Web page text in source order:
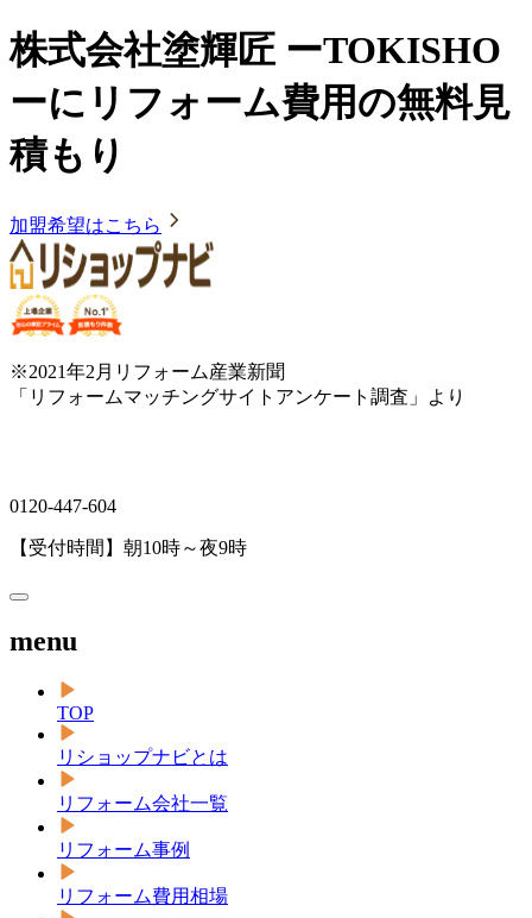
株式会社塗輝匠 ーTOKISHO
ーにリフォーム費用の無料見
積もり
加盟希望はこちら
※2021年2月リフォーム産業新聞
「リフォームマッチングサイトアンケート調査」より
0120-447-604
【受付時間】朝10時～夜9時
menu
TOP
リショップナビとは
リフォーム会社一覧
リフォーム事例
リフォーム費用相場